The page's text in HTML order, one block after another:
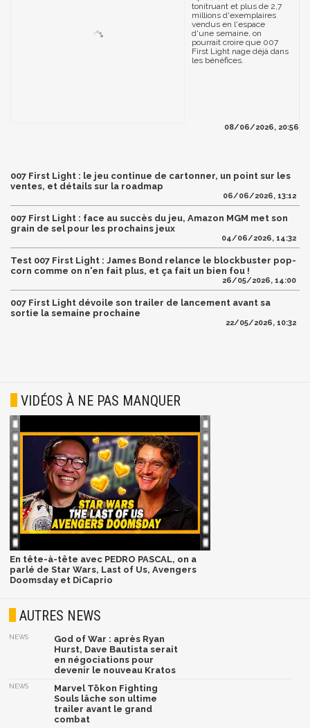
tonitruant et plus de 2,7
millions d'exemplaires
vendus en l'espace
d'une semaine, on
pourrait croire que 007
First Light nage déjà dans
les bénéfices.
08/06/2026, 20:56
007 First Light : le jeu continue de cartonner, un point sur les
ventes, et détails sur la roadmap
06/06/2026, 13:12
007 First Light : face au succès du jeu, Amazon MGM met son
grain de sel pour les prochains jeux
04/06/2026, 14:32
Test 007 First Light : James Bond relance le blockbuster pop-
corn comme on n'en fait plus, et ça fait un bien fou !
26/05/2026, 14:00
007 First Light dévoile son trailer de lancement avant sa
sortie la semaine prochaine
22/05/2026, 10:32
VIDÉOS À NE PAS MANQUER
En tête-à-tête avec PEDRO PASCAL, on a
parlé de Star Wars, Last of Us, Avengers
Doomsday et DiCaprio
AUTRES NEWS
NEWS
God of War : après Ryan
Hurst, Dave Bautista serait
en négociations pour
devenir le nouveau Kratos
NEWS
Marvel Tōkon Fighting
Souls lâche son ultime
trailer avant le grand
combat